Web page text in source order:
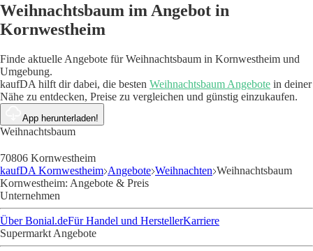
Weihnachtsbaum im Angebot in
Kornwestheim
Finde aktuelle Angebote für Weihnachtsbaum in Kornwestheim und
Umgebung.
kaufDA hilft dir dabei, die besten Weihnachtsbaum Angebote in deiner
Nähe zu entdecken, Preise zu vergleichen und günstig einzukaufen.
App herunterladen!
Weihnachtsbaum
70806 Kornwestheim
kaufDA Kornwestheim Angebote Weihnachten Weihnachtsbaum
Kornwestheim: Angebote & Preis
Unternehmen
Über Bonial.deFür Handel und HerstellerKarriere
Supermarkt Angebote